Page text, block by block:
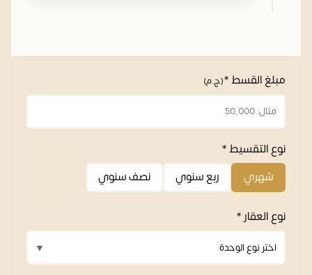
مبلغ القسط *(ج.م)
نوع التقسيط *
شهري
ربع سنوي نصف سنوي
نوع العقار *